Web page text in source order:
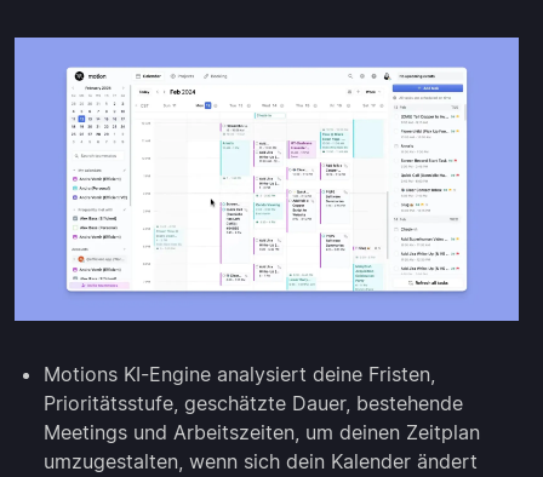
Motions KI-Engine analysiert deine Fristen,
Prioritätsstufe, geschätzte Dauer, bestehende
Meetings und Arbeitszeiten, um deinen Zeitplan
umzugestalten, wenn sich dein Kalender ändert